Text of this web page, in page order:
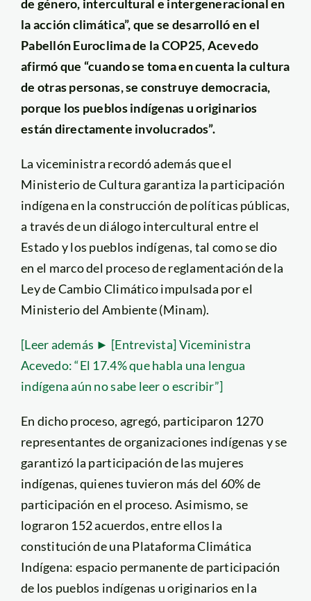
de género, intercultural e intergeneracional en
la acción climática”, que se desarrolló en el
Pabellón Euroclima de la COP25, Acevedo
afirmó que “cuando se toma en cuenta la cultura
de otras personas, se construye democracia,
porque los pueblos indígenas u originarios
están directamente involucrados”.
La viceministra recordó además que el
Ministerio de Cultura garantiza la participación
indígena en la construcción de políticas públicas,
a través de un diálogo intercultural entre el
Estado y los pueblos indígenas, tal como se dio
en el marco del proceso de reglamentación de la
Ley de Cambio Climático impulsada por el
Ministerio del Ambiente (Minam).
[Leer además ► [Entrevista] Viceministra
Acevedo: “El 17.4% que habla una lengua
indígena aún no sabe leer o escribir”]
En dicho proceso, agregó, participaron 1270
representantes de organizaciones indígenas y se
garantizó la participación de las mujeres
indígenas, quienes tuvieron más del 60% de
participación en el proceso. Asimismo, se
lograron 152 acuerdos, entre ellos la
constitución de una Plataforma Climática
Indígena: espacio permanente de participación
de los pueblos indígenas u originarios en la